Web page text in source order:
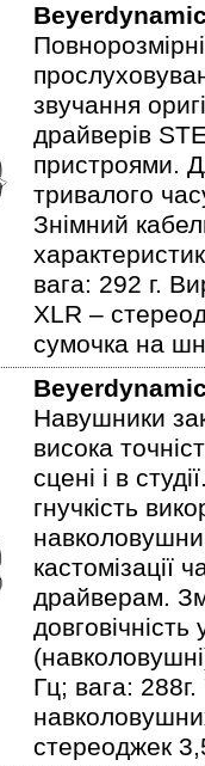
звучання
драйверів
пристроями.
тривалого
Знімний
вага: 292 г.
XLR –
сумочка на
Навушники
висока
сцені і в
гнучкість
кастомізації
драйверам.
Гц; вага:
стереоджек